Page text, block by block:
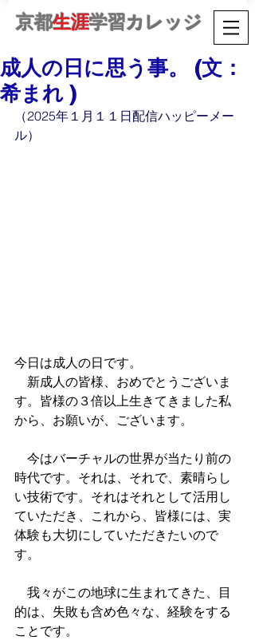
京都生涯学習カレッジ
成人の日に思う事。 (文：
希まれ )
（2025年１月１１日配信ハッピーメー
ル）
今日は成人の日です。
新成人の皆様、おめでとうございま
す。皆様の３倍以上生きてきました私
から、お願いが、ございます。
今はバーチャルの世界が当たり前の
時代です。それは、それで、素晴らし
い技術です。それはそれとして活用し
ていただき、これから、皆様には、実
体験も大切にしていただきたいので
す。
我々がこの地球に生まれてきた、目
的は、失敗も含め色々な、経験をする
ことです。